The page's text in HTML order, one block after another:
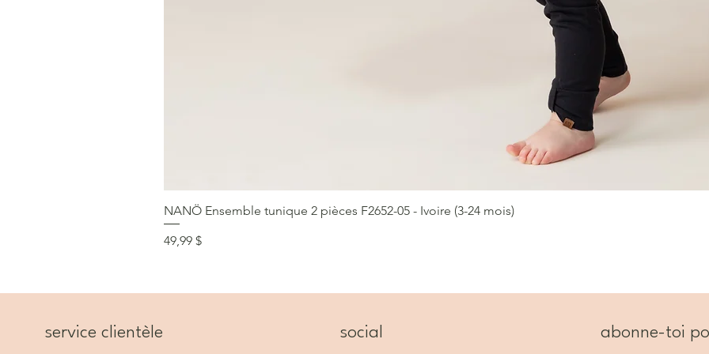
Aperçu rapide
NANÖ Ensemble tunique 2 pièces F2652-05 - Ivoire (3-24 mois)
Prix
49,99 $
service clientèle social abonne-toi